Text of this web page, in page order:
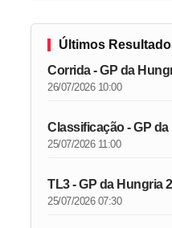
Últimos
Corrida - GP da
26/07/2026 10:00
Classificação - GP
25/07/2026 11:00
TL3 - GP da Hungria
25/07/2026 07:30